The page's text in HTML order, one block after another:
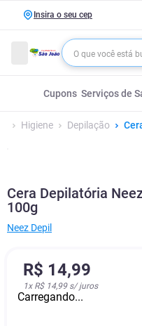
Insira o seu cep
Cupons Serviços de
Higiene Depilação
Cera Depilatória
100g
Neez Depil
R$ 14,99
1x R$ 14,99s/ juros
Carregando...